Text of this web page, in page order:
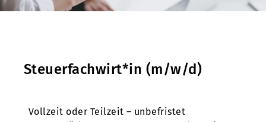
Steuerfachwirt*in (m/w/d)
Vollzeit oder Teilzeit – unbefristet